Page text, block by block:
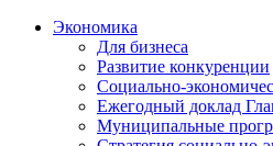
Экономика
Для бизнеса
Развитие конкуренции
Социально-
Ежегодный доклад
Муниципальные